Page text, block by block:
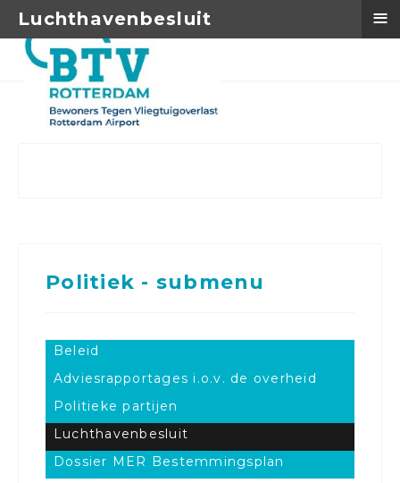
Politiek - submenu
Beleid
Adviesrapportages i.o.v. de overheid
Politieke partijen
Luchthavenbesluit
Dossier MER Bestemmingsplan
Luchthavenbesluit ≡